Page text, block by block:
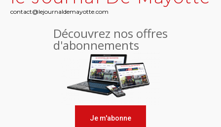
contact@lejournaldemayotte.com
Découvrez nos offres
d'abonnements
Je m'abonne